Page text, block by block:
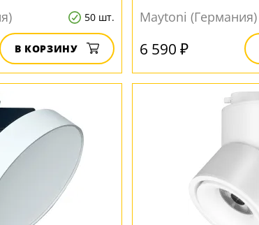
50 шт.
В КОРЗИНУ
Maytoni (Германия)
6 590 ₽